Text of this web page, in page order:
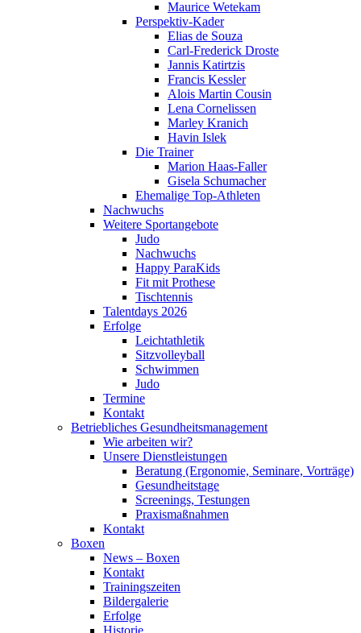
Maurice Wetekam
Perspektiv-Kader
Elias de Souza
Carl-Frederick Droste
Jannis Katirtzis
Francis Kessler
Alois Martin Cousin
Lena Cornelissen
Marley Kranich
Havin Islek
Die Trainer
Marion Haas-Faller
Gisela Schumacher
Ehemalige Top-Athleten
Nachwuchs
Weitere Sportangebote
Judo
Nachwuchs
Happy ParaKids
Fit mit Prothese
Tischtennis
Talentdays 2026
Erfolge
Leichtathletik
Sitzvolleyball
Schwimmen
Judo
Termine
Kontakt
Betriebliches Gesundheits­management
Wie arbeiten wir?
Unsere Dienstleistungen
Beratung (Ergonomie, Seminare, Vorträge)
Gesundheitstage
Screenings, Testungen
Praxismaßnahmen
Kontakt
Boxen
News – Boxen
Kontakt
Trainingszeiten
Bildergalerie
Erfolge
Historie